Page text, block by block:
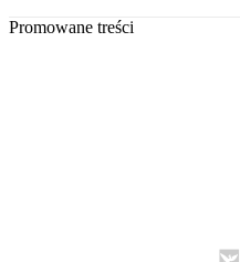
Promowane treści